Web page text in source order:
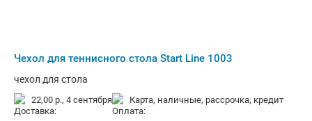
Чехол для теннисного стола Start Line 1003
чехол для стола
22,00 р., 4 сентября карта, наличные, рассрочка, кредит